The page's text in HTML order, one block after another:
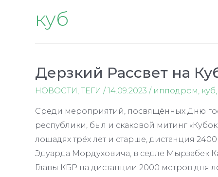
куб
Дерзкий Рассвет на
НОВОСТИ ТЕГИ /14.09.2023 / ипподром куб
Среди мероприятий, посвящённых Дню
республики, был и скаковой митинг
лошадях трёх лет и старше, дистанция
Эдуарда Мордуховича, в седле Мырзабек
Главы КБР на дистанции 2000 метров для